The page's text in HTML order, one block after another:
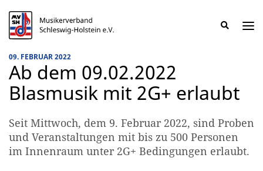
Der
größte
Instrumentalmusikverband
Land.
09. FEBRUAR 2022
Ab dem 09.02.2022
Blasmusik mit 2G+ erlaubt
Seit Mittwoch, dem 9. Februar 2022, sind Proben
und Veranstaltungen mit bis zu 500 Personen
im Innenraum unter 2G+ Bedingungen erlaubt.
Das Präsidium
Aktuelles
Landesfachausschuss Blasmusik
LODS – Das Flötenorchester
Spielleutemusik
info@mvsh.de